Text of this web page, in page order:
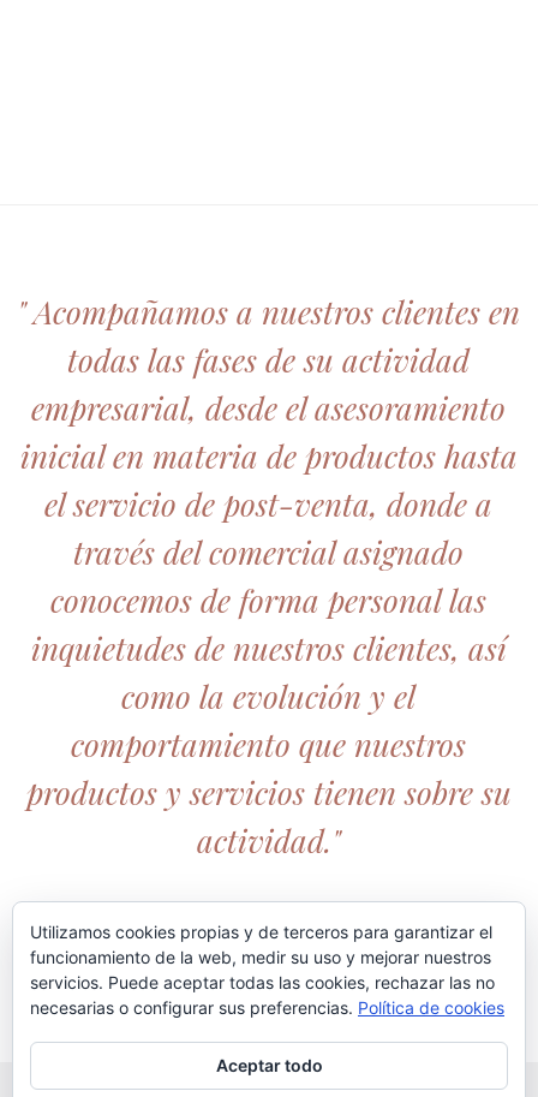
" Acompañamos a nuestros clientes en
todas las fases de su actividad
empresarial, desde el asesoramiento
inicial en materia de productos hasta
el servicio de post-venta, donde a
través del comercial asignado
conocemos de forma personal las
inquietudes de nuestros clientes, así
como la evolución y el
comportamiento que nuestros
productos y servicios tienen sobre su
actividad."
Utilizamos cookies propias y de terceros para garantizar el
funcionamiento de la web, medir su uso y mejorar nuestros
servicios. Puede aceptar todas las cookies, rechazar las no
necesarias o configurar sus preferencias. Política de cookies
Aceptar todo